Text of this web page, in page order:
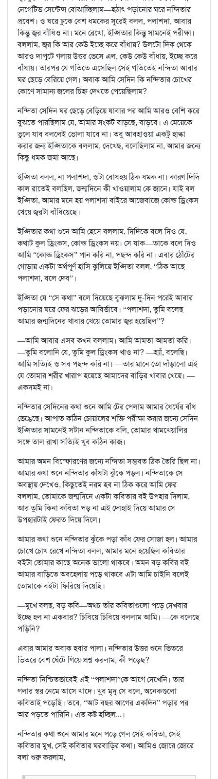
নেগেটিভ সেন্টেন্স বোঝাচ্ছিলাম—হঠাৎ পড়ানোর ঘরে নন্দিতার
প্রবেশ। ও ঘরে ঢুকে বেশ ধমকের সুরেই বলল, পলাশদা, আবার
কিন্তু জ্বর বাঁধিও না। মনে রেখো, ইপ্সিতার কিন্তু সামনেই পরীক্ষা।
বললাম, জ্বর কি আর কেউ ইচ্ছে করে বাঁধায়? উলটো দিক থেকে
আরও দাপুটে গলায় উত্তর ভেসে এল, কেউ কেউ বাঁধায়, ইচ্ছে করে
বাঁধায়। তারপর যে গতিতে এসেছিল সেই গতিতেই নন্দিতা আবার
ঘর ছেড়ে বেরিয়ে গেল। অবাক আমি সেদিন কি নন্দিতার চোখের
কোণে সামান্য জলের চিহ্ন দেখতে পেয়েছিলাম?
নন্দিতা সেদিন ঘর ছেড়ে বেড়িয়ে যাবার পর আমি আরও বেশি করে
বুঝতে পারছিলাম যে, আমার সংকট বাড়ছে, বাড়বে। এ মেয়েকে
ভুলে যাব বললেই ভোলা যাবে না। তবু আবহাওয়া একটু হাল্কা
করার জন্য ইপ্সিতাকে বললাম, দেখেছ, বলেছিলাম না, আমার জন্যে
কিছু ধমক জমা আছে।
ইপ্সিতা বলল, না পলাশদা, ওটা বোধহয় ঠিক ধমক না। কারণ দিদি
কাল রাতেই বলছিল, জন্মদিনে কী খাওয়ালাম কে জানে। যাই বল
ইপ্সিতা, আমার মনে হয় পলাশদা বাইরে আজেবাজে কোল্ড ড্রিংকস
খেয়ে জ্বরটা বাঁধিয়েছে।
ইপ্সিতার কথা শুনে আমি হেসে বললাম, দিদিকে বলে দিও যে,
কথাট কুল ড্রিংকস, কোল্ড ড্রিংকস নয়। সে যাক—তাকে বলে দিও
আমি “কোল্ড ড্রিংকস” পান করি না, পছন্দ করি না। এবার ঠোঁটের
গোড়ায় একটা অর্থপূর্ণ হাসি ঝুলিয়ে ইপ্সিতা বলল, “ঠিক আছে
পলাশদা, বলে দেব”।
ইপ্সিতা যে “সে কথা” বলে দিয়েছে বুঝলাম দু-দিন পরেই আবার
পড়ানোর ঘরে ফের ঝড়ের আবির্ভাবে। “পলাশদা, তুমি বলেছ
আমার জন্মদিনের খাবার খেয়ে তোমার জ্বর হয়েছিল”?
—আমি আবার এসব কখন বললাম। আমি আমতা-আমতা করি।
—তুমি বলোনি যে, তুমি কুল ড্রিংকস খাও না? —হ্যাঁ, বলেছি।
আমি সত্যিই ও সব পছন্দ করি না। —তার মানে তো দাঁড়ালো এই
যে তোমার শরীর খারাপ হয়েছে আমাদের বাড়ির খাবার খেয়ে। —
একদমই না।
নন্দিতার সেদিনের কথা শুনে আমি টের পেলাম আমার ধৈর্যের বাঁধ
ভেঙেছে। আপাত কঠিন চোয়ালের শক্তি পরীক্ষা করার জন্যে সেদিন
ইপ্সিতার সামনেই সটান নন্দিতাকে বলি, তোমার খামখেয়ালির
সঙ্গে তাল রাখা সত্যিই খুব কঠিন কাজ।
আমার অমন বিস্ফোরণের জন্যে নন্দিতা সম্ভবত ঠিক তৈরি ছিল না।
আমার কথা শুনে নন্দিতার কাঁধটা ঝুঁকে পড়ল। নন্দিতাকে সে
অবস্থায় দেখেও, কিছুতেই নরম হব না ঠিক করে আমি ফের
বললাম, তোমাকে জন্মদিনে একটা কবিতার বই উপহার দিলাম,
আর তুমি কিনা কবিতা পড় না এই দোহাই দিয়ে আমার সে
উপহারটাই ফেরত দিয়ে দিলে।
আমার কথা শুনে নন্দিতার ঝুঁকে পড়া কাঁধ ফের সোজা হল। আমার
চোখে চোখ রেখে নন্দিতা বলল, আমার মনে হয়েছিল কবিতার
বইটা তোমার কাছে অনেক ভালো থাকবে। অমন বড় কবির বই
আমার বাড়িতে অবহেলায় পড়ে থাকবে এটা আমি চাইনি বলেই
তোমাকে বইটা ফিরিয়ে দিয়েছি।
—মুখে বলছ, বড় কবি—অথচ তাঁর কবিতাগুলো পড়ে দেখবার
ইচ্ছে হল না একবার? চিবিয়ে চিবিয়ে বললাম আমি। —কে বলেছে
পড়িনি?
এবার আমার অবাক হবার পালা। নন্দিতার উত্তর শুনে ভিতরে
ভিতরে বেশ ঘেঁটে গিয়ে প্রশ্ন করলাম, কী পড়েছ?
নন্দিতা নিশ্চিতভাবেই এই “পলাশদা”কে আগে দেখেনি। তার
গলার স্বর নেমে আসে খাদে। খুব মৃদু সে বলে, অনেকগুলো
কবিতাই পড়েছি। তবে, “আট বছর আগের একদিন” পড়ার পর
আর পড়তে পারিনি। এত কষ্ট হচ্ছিল...।
নন্দিতার কথা শুনে আমার মনে পড়ে গেল সেই কবিতা, সেই
কবিতার মুখ, সেই কবিতার ঘরবাড়ির কথা। আমিও জোরে জোরে
বলা শুরু করলাম,